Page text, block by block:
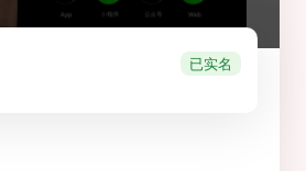
已实名